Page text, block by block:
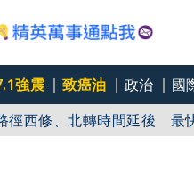
強震 致癌油 政治 國
徑西修、北轉時間延後 最
評 北市老店白漆蓋「沈、